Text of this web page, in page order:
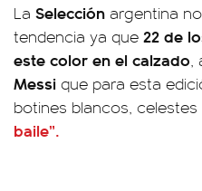
La Selección argentina
tendencia ya que 22 de
este color en el calzado,
Messi que para esta
botines blancos,
baile”.